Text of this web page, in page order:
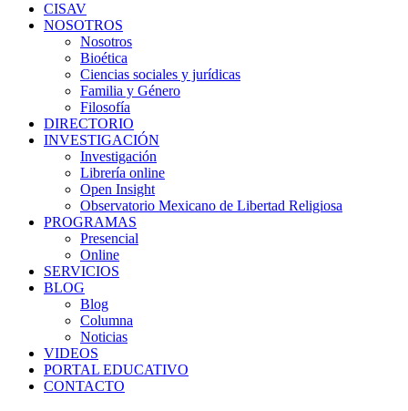
CISAV
NOSOTROS
Nosotros
Bioética
Ciencias sociales y jurídicas
Familia y Género
Filosofía
DIRECTORIO
INVESTIGACIÓN
Investigación
Librería online
Open Insight
Observatorio Mexicano de Libertad Religiosa
PROGRAMAS
Presencial
Online
SERVICIOS
BLOG
Blog
Columna
Noticias
VIDEOS
PORTAL EDUCATIVO
CONTACTO